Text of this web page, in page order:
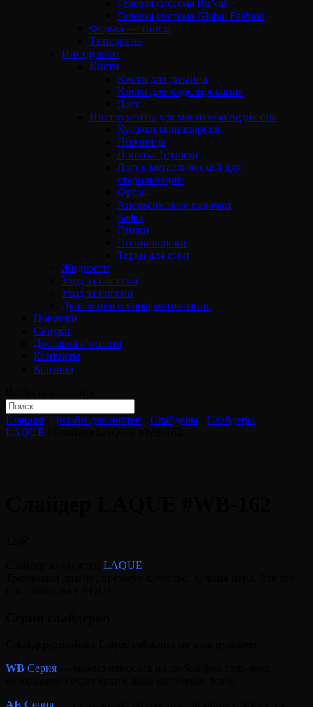
Гелевая система RuNail
Гелевая система Global Fashion
Формы — типсы
Типсорезы
Инструмент
Кисти
Кисти для дизайна
Кисти для моделирования
Дотс
Инструменты для маникюра/педикюра
Кусачки маникюрные
Ножницы
Лопатка (пушер)
Лоток металлический для
стерилизации
Фрезы
Апельсиновые палочки
Бафы
Пилки
Полировщики
Терки для стоп
Жидкости
Уход за ногтями
Уход за ногами
Депиляция и парафинотерапия
Новинки
Скидки
Доставка и оплата
Контакты
Корзина
Главная Дизайн для ногтей Слайдеры
Слайдеры
LAQUE
LAQUE
WB Серия